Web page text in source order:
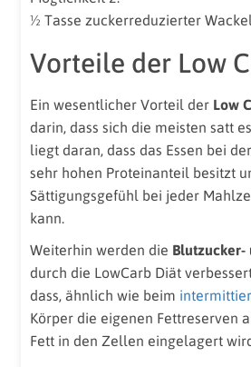
½ Tasse zuckerreduzierter
Vorteile der Low
Ein wesentlicher Vorteil der Low
darin, dass sich die meisten satt
liegt daran, dass das Essen bei
sehr hohen Proteinanteil besitzt
Sättigungsgefühl bei jeder
kann.
Weiterhin werden die Blutzucker-
durch die LowCarb Diät
dass, ähnlich wie beim
Körper die eigenen Fettreserven
Fett in den Zellen eingelagert